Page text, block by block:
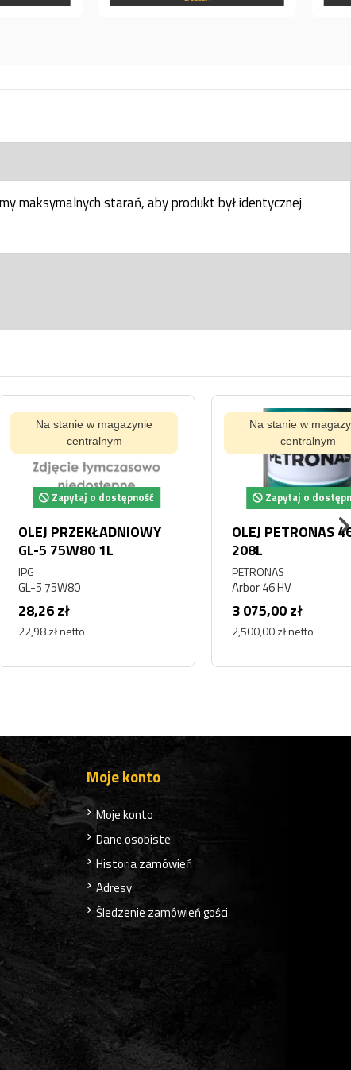
maksymalnych starań, aby produkt był identycznej
w magazynie
o dostępność
1L
Na stanie w magazynie
Zapytaj o dostępność
OLEJ PETRONAS 46 HV
3 075,00 zł
2,500,00 zł netto
Moje konto
Moje konto
Dane osobiste
Historia zamówień
Adresy
Śledzenie zamówień gości